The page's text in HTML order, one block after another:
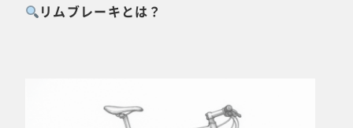
リムブレーキとは？